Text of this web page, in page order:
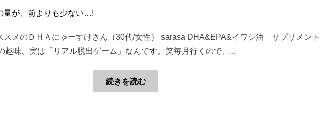
スメのＤＨＡにゃーすけさん（30代/女性） sarasa DHA&EPA&イワシ油 サプリメント
味、実は「リアル脱出ゲーム」なんです。笑毎月行くので、...
続きを読む